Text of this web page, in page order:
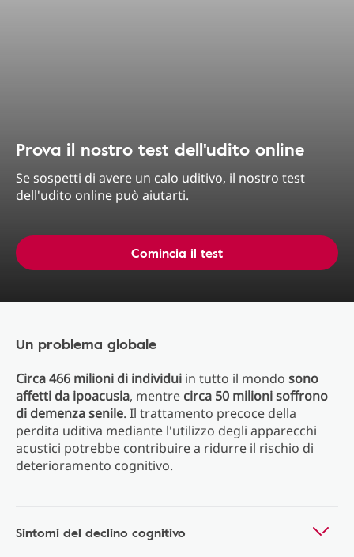
Prova il nostro test dell'udito online
Se sospetti di avere un calo uditivo, il nostro test
dell'udito online può aiutarti.
Comincia il test
Un problema globale
Circa 466 milioni di individui in tutto il mondo sono
affetti da ipoacusia, mentre circa 50 milioni soffrono
di demenza senile. Il trattamento precoce della
perdita uditiva mediante l'utilizzo degli apparecchi
acustici potrebbe contribuire a ridurre il rischio di
deterioramento cognitivo.
Sintomi del declino cognitivo